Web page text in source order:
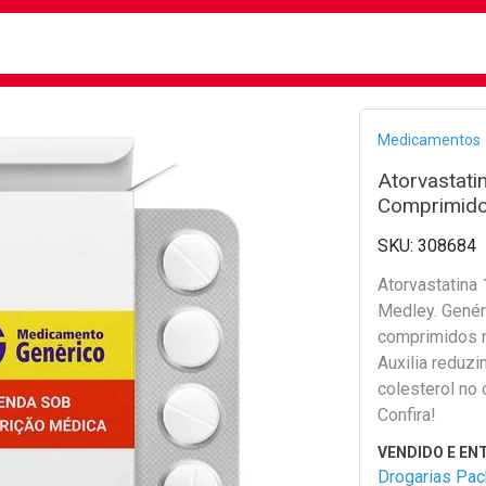
Medicamentos
308684
Atorvastatina
Medley.
comprimidos
Auxilia
colesterol no
Confira!
Drogarias